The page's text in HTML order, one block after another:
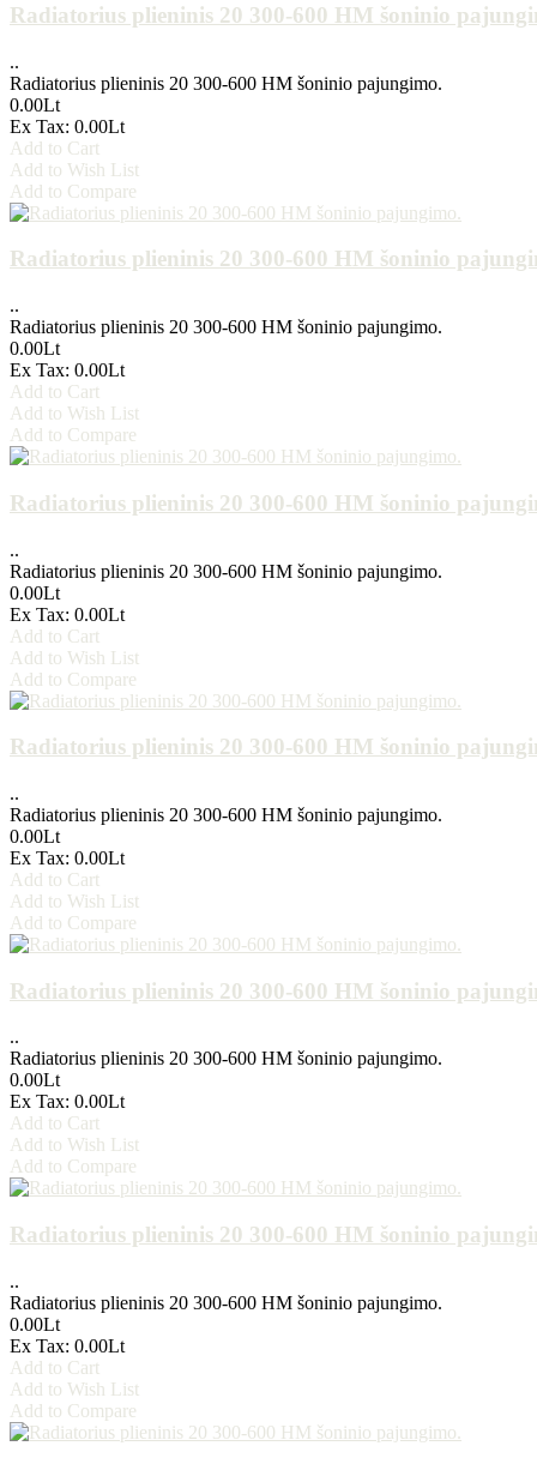
Radiatorius plieninis 20 300-600 HM šoninio
..
Radiatorius plieninis 20 300-600 HM šoninio pajungimo.
0.00Lt
Ex Tax: 0.00Lt
Add to Cart
Add to Wish List
Add to Compare
Radiatorius plieninis 20 300-600 HM šoninio
..
Radiatorius plieninis 20 300-600 HM šoninio pajungimo.
0.00Lt
Ex Tax: 0.00Lt
Add to Cart
Add to Wish List
Add to Compare
Radiatorius plieninis 20 300-600 HM šoninio
..
Radiatorius plieninis 20 300-600 HM šoninio pajungimo.
0.00Lt
Ex Tax: 0.00Lt
Add to Cart
Add to Wish List
Add to Compare
Radiatorius plieninis 20 300-600 HM šoninio
..
Radiatorius plieninis 20 300-600 HM šoninio pajungimo.
0.00Lt
Ex Tax: 0.00Lt
Add to Cart
Add to Wish List
Add to Compare
Radiatorius plieninis 20 300-600 HM šoninio
..
Radiatorius plieninis 20 300-600 HM šoninio pajungimo.
0.00Lt
Ex Tax: 0.00Lt
Add to Cart
Add to Wish List
Add to Compare
Radiatorius plieninis 20 300-600 HM šoninio
..
Radiatorius plieninis 20 300-600 HM šoninio pajungimo.
0.00Lt
Ex Tax: 0.00Lt
Add to Cart
Add to Wish List
Add to Compare